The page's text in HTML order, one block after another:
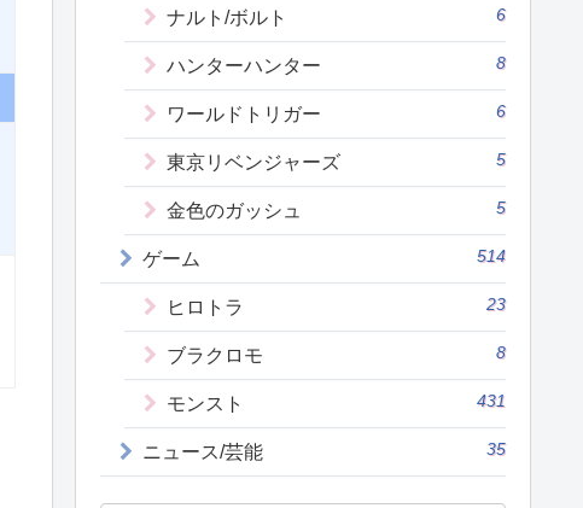
ナルト/ボルト 6
ハンターハンター 8
ワールドトリガー 6
東京リベンジャーズ 5
金色のガッシュ 5
ゲーム 514
ヒロトラ 23
ブラクロモ 8
モンスト 431
ニュース/芸能 35